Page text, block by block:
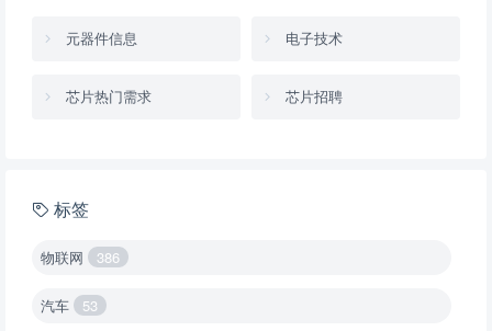
元器件信息 电子技术
芯片热门需求 芯片招聘
标签
物联网 386
汽车 53